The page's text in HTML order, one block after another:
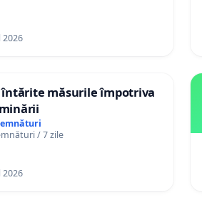
2026
întărite măsurile împotriva
/ 7 zile
2026